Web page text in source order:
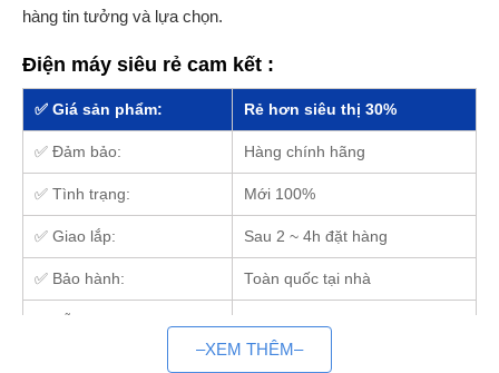
hàng tin tưởng và lựa chọn.
Điện máy siêu rẻ cam kết :
✅ Giá sản phẩm: Rẻ hơn siêu thị 30%
✅ Đảm bảo: Hàng chính hãng
✅ Tình trạng: Mới 100%
✅ Giao lắp: Sau 2 ~ 4h đặt hàng
✅ Bảo hành: Toàn quốc tại nhà
✅ Hỗ trợ trả góp:
–XEM THÊM–